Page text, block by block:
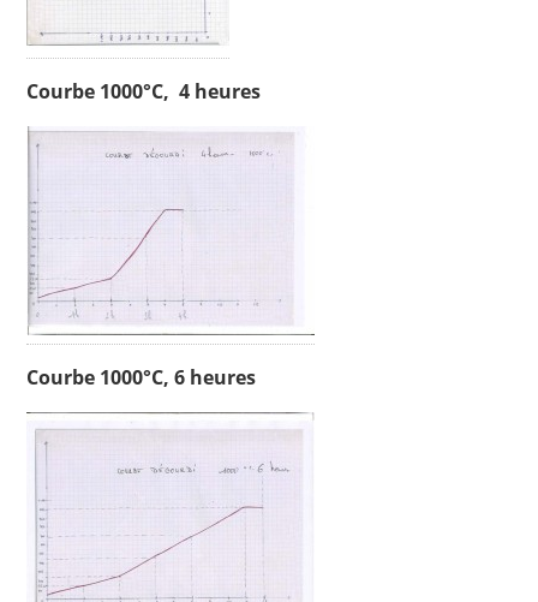
Courbe 1000°C, 4 heures
Courbe 1000°C, 6 heures